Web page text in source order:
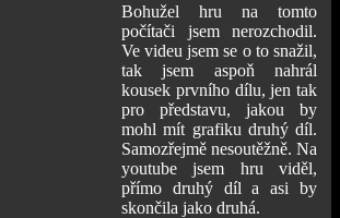
Bohužel hru na tomto
počítači jsem nerozchodil.
Ve videu jsem se o to snažil,
tak jsem aspoň nahrál
kousek prvního dílu, jen tak
pro představu, jakou by
mohl mít grafiku druhý díl.
Samozřejmě nesoutěžně. Na
youtube jsem hru viděl,
přímo druhý díl a asi by
skončila jako druhá.